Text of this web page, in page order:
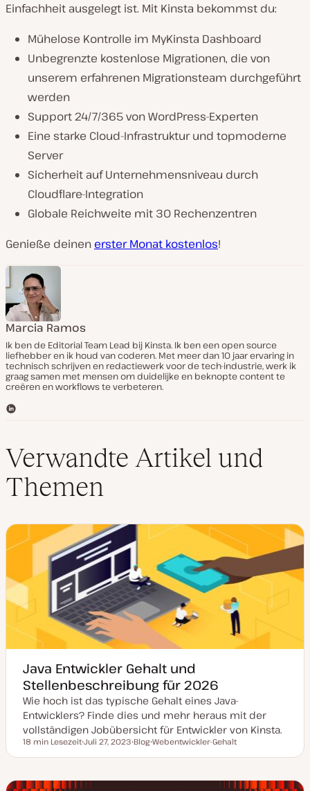
Einfachheit ausgelegt ist. Mit Kinsta bekommst du:
Mühelose Kontrolle im MyKinsta Dashboard
Unbegrenzte kostenlose Migrationen, die von
unserem erfahrenen Migrationsteam durchgeführt
werden
Support 24/7/365 von WordPress-Experten
Eine starke Cloud-Infrastruktur und topmoderne
Server
Sicherheit auf Unternehmensniveau durch
Cloudflare-Integration
Globale Reichweite mit 30 Rechenzentren
Genieße deinen erster Monat kostenlos!
Marcia Ramos
Ik ben de Editorial Team Lead bij Kinsta. Ik ben een open source
liefhebber en ik houd van coderen. Met meer dan 10 jaar ervaring in
technisch schrijven en redactiewerk voor de tech-industrie, werk ik
graag samen met mensen om duidelijke en beknopte content te
creëren en workflows te verbeteren.
L
k
e
d
I
n
Verwandte Artikel und
Themen
Java Entwickler Gehalt und
Stellenbeschreibung für 2026
Wie hoch ist das typische Gehalt eines Java-
Entwicklers? Finde dies und mehr heraus mit der
vollständigen Jobübersicht für Entwickler von Kinsta.
Lesezeit
18 min Lesezeit
a
u
m
Juli 27, 2023
o
t
Blog
h
m
Webentwickler-Gehalt